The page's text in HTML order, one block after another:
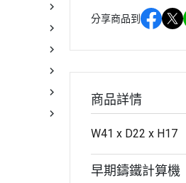
分享商品到
商品詳情
W41 x D22 x H17
早期鑄鐵計算機